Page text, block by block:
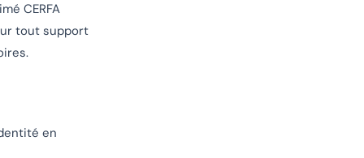
CERFA
tout support
en